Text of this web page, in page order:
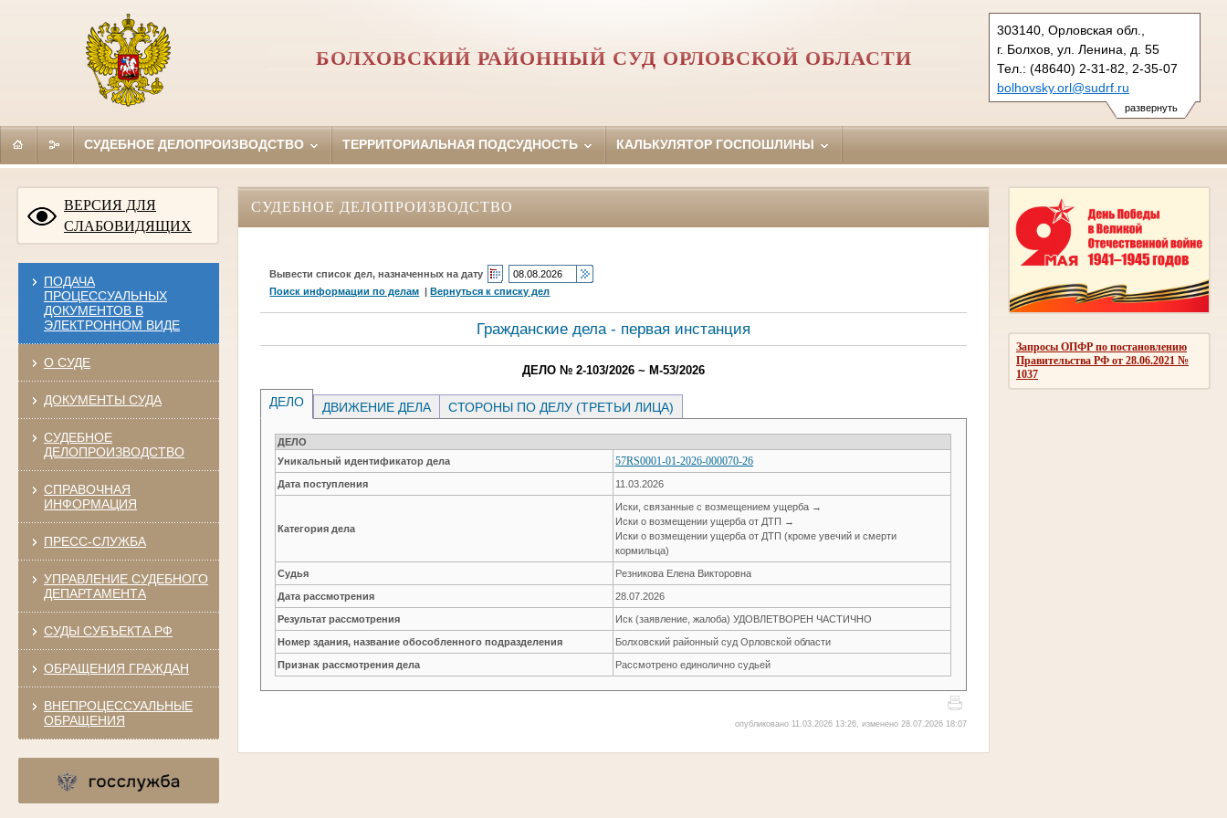
развернуть
303140, Орловская обл.,
г. Болхов, ул. Ленина, д. 55
Тел.: (48640) 2-31-82, 2-35-07
bolhovsky.orl@sudrf.ru
БОЛХОВСКИЙ РАЙОННЫЙ СУД ОРЛОВCКОЙ ОБЛАСТИ
СУДЕБНОЕ ДЕЛОПРОИЗВОДСТВО ТЕРРИТОРИАЛЬНАЯ ПОДСУДНОСТЬ КАЛЬКУЛЯТОР ГОСПОШЛИНЫ
ВЕРСИЯ ДЛЯ
СЛАБОВИДЯЩИХ
ПОДАЧА
ПРОЦЕССУАЛЬНЫХ
ДОКУМЕНТОВ В
ЭЛЕКТРОННОМ ВИДЕ
О СУДЕ
ДОКУМЕНТЫ СУДА
СУДЕБНОЕ
ДЕЛОПРОИЗВОДСТВО
СПРАВОЧНАЯ
ИНФОРМАЦИЯ
ПРЕСС-СЛУЖБА
УПРАВЛЕНИЕ СУДЕБНОГО
ДЕПАРТАМЕНТА
СУДЫ СУБЪЕКТА РФ
ОБРАЩЕНИЯ ГРАЖДАН
ВНЕПРОЦЕССУАЛЬНЫЕ
ОБРАЩЕНИЯ
Запросы ОПФР по постановлению
Правительства РФ от 28.06.2021 №
1037
СУДЕБНОЕ ДЕЛОПРОИЗВОДСТВО
Вывести список дел, назначенных на дату
Поиск информации по делам |Вернуться к списку дел
Гражданские дела - первая инстанция
ДЕЛО № 2-103/2026 ~ М-53/2026
ДЕЛО ДВИЖЕНИЕ ДЕЛА СТОРОНЫ ПО ДЕЛУ (ТРЕТЬИ ЛИЦА)
ДЕЛО
Уникальный идентификатор дела
57RS0001-01-2026-000070-26
Дата поступления 11.03.2026
Категория дела
Иски, связанные с возмещением ущерба →
Иски о возмещении ущерба от ДТП →
Иски о возмещении ущерба от ДТП (кроме увечий и смерти
кормильца)
Судья Резникова Елена Викторовна
Дата рассмотрения 28.07.2026
Результат рассмотрения Иск (заявление, жалоба) УДОВЛЕТВОРЕН ЧАСТИЧНО
Номер здания, название обособленного подразделения Болховский районный суд Орловской области
Признак рассмотрения дела Рассмотрено единолично судьей
опубликовано 11.03.2026 13:26, изменено 28.07.2026 18:07